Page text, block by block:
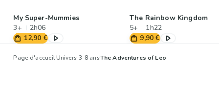
My Super-Mummies
3+
2h06
12,90 €
The Rainbow Kingdom
5+
1h22
9,90 €
Page d'accueilUnivers 3-8 ansThe Adventures of Leo